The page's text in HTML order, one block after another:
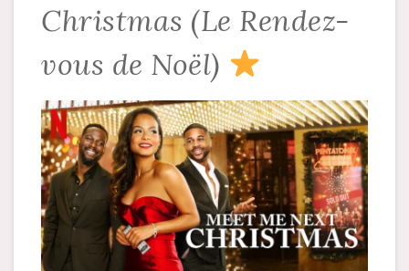
Christmas (Le Rendez-
vous de Noël)